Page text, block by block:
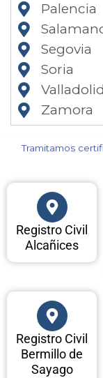
Palencia
Segovia
Soria
Valladolid
Zamora
Tramitamos
Registro Civil
Alcañices
Registro Civil
Bermillo de
Sayago